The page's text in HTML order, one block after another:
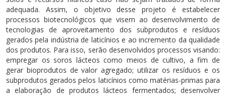
adequada. Assim, o objetivo desse projeto é estabelecer
processos biotecnológicos que visem ao desenvolvimento de
tecnologias de aproveitamento dos subprodutos e resíduos
gerados pela indústria de laticínios e ao incremento da qualidade
dos produtos. Para isso, serão desenvolvidos processos visando:
empregar os soros lácteos como meios de cultivo, a fim de
gerar bioprodutos de valor agregado; utilizar os resíduos e os
subprodutos gerados pelos laticínios como matérias-primas para
a elaboração de produtos lácteos fermentados; desenvolver